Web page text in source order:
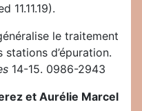
11.11.19).
le traitement
d’épuration.
14-15. 0986-2943
et Aurélie Marcel